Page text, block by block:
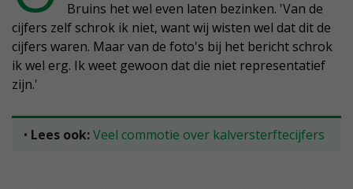
Bruins het wel even laten bezinken. 'Van de
cijfers zelf schrok ik niet, want wij wisten wel dat dit de
cijfers waren. Maar van de foto's bij het bericht schrok
ik wel erg. Ik weet gewoon dat die niet representatief
zijn.'
• Lees ook:Veel commotie over kalversterftecijfers